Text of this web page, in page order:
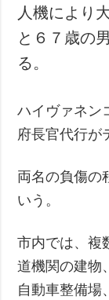
人機により
と６７歳の
る。
ハイヴァネン
府長官代行が
両名の負傷の
いう。
市内では、複
道機関の建物
自動車整備場